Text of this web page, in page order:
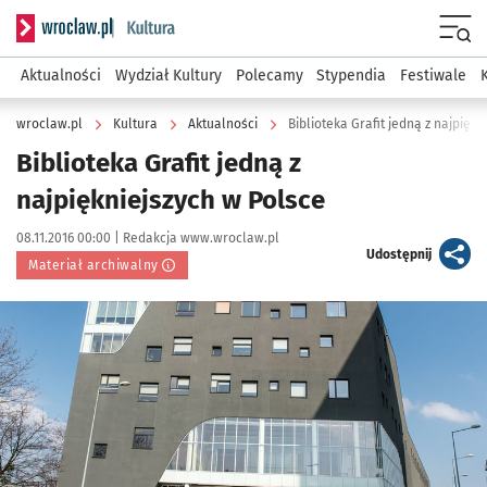
Serwis informacyjny wroclaw.pl podserwis: Kultura
Aktualności Wydział Kultury Polecamy Stypendia Festiwale
wroclaw.pl Kultura Aktualności Biblioteka Grafit jedną z
Biblioteka Grafit jedną z
najpiękniejszych w Polsce
Data publikacji:
08.11.2016 00:00 | Autor:
Redakcja www.wroclaw.pl
Materiał archiwalny
Udostępnijartykuł
Kliknij, aby powiększyć